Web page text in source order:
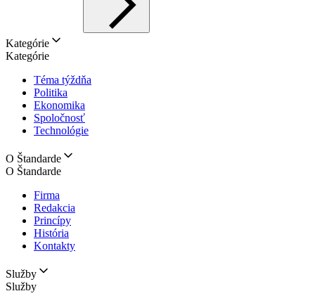
Kategórie
Kategórie
Téma týždňa
Politika
Ekonomika
Spoločnosť
Technológie
O Štandarde
O Štandarde
Firma
Redakcia
Princípy
História
Kontakty
Služby
Služby